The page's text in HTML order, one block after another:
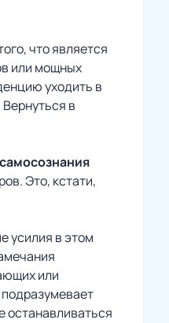
что является
или мощных
уходить в
в
Это, кстати,
усилия в этом
или
останавливаться